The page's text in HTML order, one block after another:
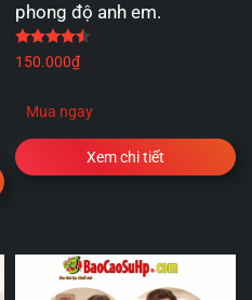
5 sao
phong độ anh em.
150.000₫
Mua ngay
Xem chi tiết